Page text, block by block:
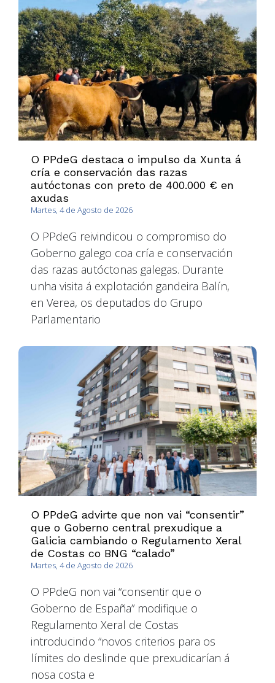
O PPdeG destaca o impulso da Xunta á
cría e conservación das razas
autóctonas con preto de 400.000 € en
axudas
Martes, 4 de Agosto de 2026
O PPdeG reivindicou o compromiso do
Goberno galego coa cría e conservación
das razas autóctonas galegas. Durante
unha visita á explotación gandeira Balín,
en Verea, os deputados do Grupo
Parlamentario
O PPdeG advirte que non vai “consentir”
que o Goberno central prexudique a
Galicia cambiando o Regulamento Xeral
de Costas co BNG “calado”
Martes, 4 de Agosto de 2026
O PPdeG non vai “consentir que o
Goberno de España” modifique o
Regulamento Xeral de Costas
introducindo “novos criterios para os
límites do deslinde que prexudicarían á
nosa costa e